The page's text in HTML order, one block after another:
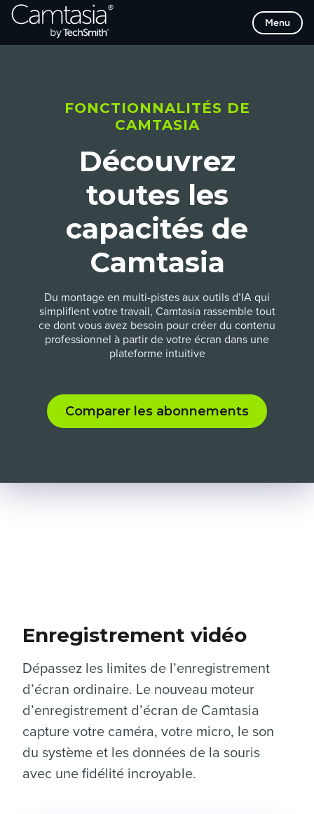
Passer
directement
Menu
FONCTIONNALITÉS DE
CAMTASIA
Découvrez
toutes les
capacités de
Camtasia
Du montage en multi-pistes aux outils d’IA qui
simplifient votre travail, Camtasia rassemble tout
ce dont vous avez besoin pour créer du contenu
professionnel à partir de votre écran dans une
plateforme intuitive
Comparer les abonnements
Enregistrement vidéo
Dépassez les limites de l’enregistrement
d’écran ordinaire. Le nouveau moteur
d’enregistrement d’écran de Camtasia
capture votre caméra, votre micro, le son
du système et les données de la souris
avec une fidélité incroyable.